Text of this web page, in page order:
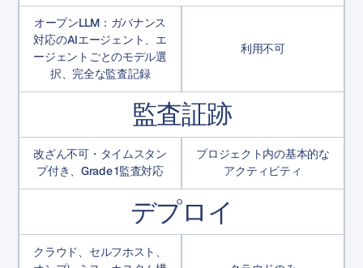
オープンLLM：ガバナンス
対応のAIエージェント、エ
ージェントごとのモデル選
択、完全な監査記録
利用不可
監査証跡
改ざん不可・タイムスタン
プ付き、Grade 1監査対応
プロジェクト内の基本的な
アクティビティ
デプロイ
クラウド、セルフホスト、